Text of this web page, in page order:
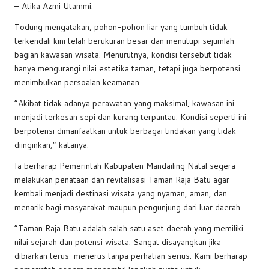
– Atika Azmi Utammi.
Todung mengatakan, pohon-pohon liar yang tumbuh tidak
terkendali kini telah berukuran besar dan menutupi sejumlah
bagian kawasan wisata. Menurutnya, kondisi tersebut tidak
hanya mengurangi nilai estetika taman, tetapi juga berpotensi
menimbulkan persoalan keamanan.
“Akibat tidak adanya perawatan yang maksimal, kawasan ini
menjadi terkesan sepi dan kurang terpantau. Kondisi seperti ini
berpotensi dimanfaatkan untuk berbagai tindakan yang tidak
diinginkan,” katanya.
Ia berharap Pemerintah Kabupaten Mandailing Natal segera
melakukan penataan dan revitalisasi Taman Raja Batu agar
kembali menjadi destinasi wisata yang nyaman, aman, dan
menarik bagi masyarakat maupun pengunjung dari luar daerah.
“Taman Raja Batu adalah salah satu aset daerah yang memiliki
nilai sejarah dan potensi wisata. Sangat disayangkan jika
dibiarkan terus-menerus tanpa perhatian serius. Kami berharap